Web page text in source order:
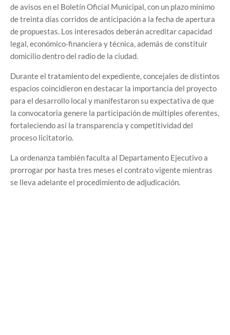
de avisos en el Boletín Oficial Municipal, con un plazo mínimo
de treinta días corridos de anticipación a la fecha de apertura
de propuestas. Los interesados deberán acreditar capacidad
legal, económico-financiera y técnica, además de constituir
domicilio dentro del radio de la ciudad.
Durante el tratamiento del expediente, concejales de distintos
espacios coincidieron en destacar la importancia del proyecto
para el desarrollo local y manifestaron su expectativa de que
la convocatoria genere la participación de múltiples oferentes,
fortaleciendo así la transparencia y competitividad del
proceso licitatorio.
La ordenanza también faculta al Departamento Ejecutivo a
prorrogar por hasta tres meses el contrato vigente mientras
se lleva adelante el procedimiento de adjudicación.